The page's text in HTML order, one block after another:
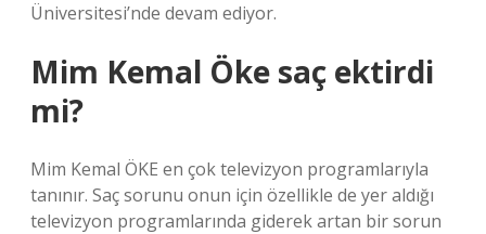
Üniversitesi’nde devam ediyor.
Mim Kemal Öke saç ektirdi
mi?
Mim Kemal ÖKE en çok televizyon programlarıyla
tanınır. Saç sorunu onun için özellikle de yer aldığı
televizyon programlarında giderek artan bir sorun